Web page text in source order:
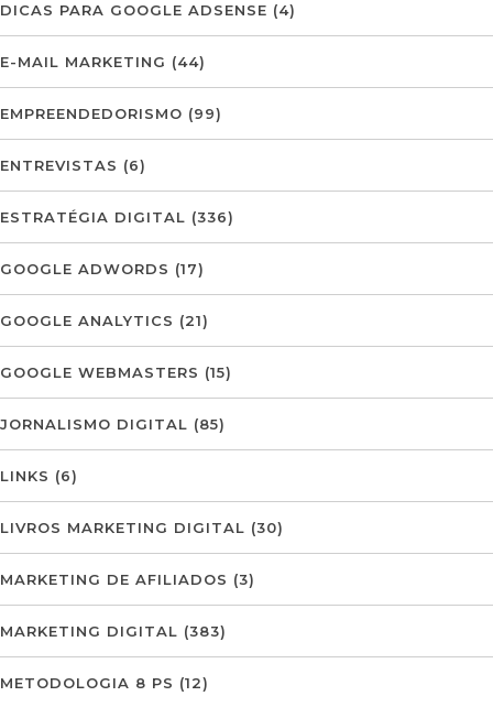
DICAS PARA GOOGLE ADSENSE (4)
E-MAIL MARKETING (44)
EMPREENDEDORISMO (99)
ENTREVISTAS (6)
ESTRATÉGIA DIGITAL (336)
GOOGLE ADWORDS (17)
GOOGLE ANALYTICS (21)
GOOGLE WEBMASTERS (15)
JORNALISMO DIGITAL (85)
LINKS (6)
LIVROS MARKETING DIGITAL (30)
MARKETING DE AFILIADOS (3)
MARKETING DIGITAL (383)
METODOLOGIA 8 PS (12)